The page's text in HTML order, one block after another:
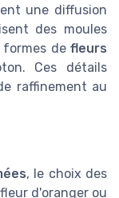
une diffusion
des moules
formes de fleurs
Ces détails
raffinement au
, le choix des
d'oranger ou